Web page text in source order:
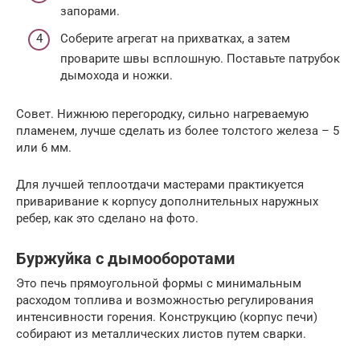
запорами.
Соберите агрегат на прихватках, а затем
проварите швы всплошную. Поставьте патрубок
дымохода и ножки.
Совет. Нижнюю перегородку, сильно нагреваемую
пламенем, лучше сделать из более толстого железа – 5
или 6 мм.
Для лучшей теплоотдачи мастерами практикуется
приваривание к корпусу дополнительных наружных
ребер, как это сделано на фото.
Буржуйка с дымооборотами
Это печь прямоугольной формы с минимальным
расходом топлива и возможностью регулирования
интенсивности горения. Конструкцию (корпус печи)
собирают из металлических листов путем сварки.